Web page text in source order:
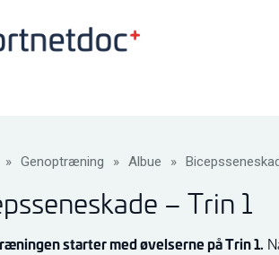
» Genoptræning » Albue »
– Trin 1
starter med øvelserne på Trin 1.